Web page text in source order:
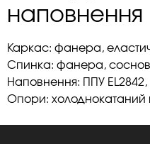
наповнення
Каркас: фанера,
Спинка: фанера,
Наповнення: ППУ EL2842,
Опори: холоднокатаний